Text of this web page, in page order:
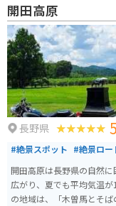
開田高原
長野県 5
#絶景スポット #絶景ロー
開田高原は長野県の自然
広がり、夏でも平均気温
の地域は、「木曽馬とそ